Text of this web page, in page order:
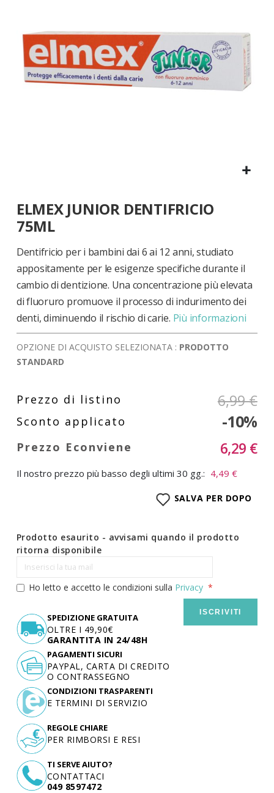
all'inizio
della
galleria
di
immagini
ELMEX JUNIOR DENTIFRICIO
75ML
Dentifricio per i bambini dai 6 ai 12 anni, studiato
appositamente per le esigenze specifiche durante il
cambio di dentizione. Una concentrazione più elevata
di fluoruro promuove il processo di indurimento dei
denti, diminuendo il rischio di carie. Più informazioni
OPZIONE DI ACQUISTO SELEZIONATA : PRODOTTO
STANDARD
6,99 €
-10%
6,29 €
Il nostro prezzo più basso degli ultimi 30 gg.: 4,49 €
SALVA PER DOPO
Prodotto esaurito - avvisami quando il prodotto
ritorna disponibile
Ho letto e accetto le condizioni sulla Privacy
ISCRIVITI
SPEDIZIONE GRATUITA
OLTRE I 49,90€
GARANTITA IN 24/48H
TI SERVE AIUTO?
CONTATTACI
049 8597472
PAGAMENTI SICURI
PAYPAL, CARTA DI CREDITO
O CONTRASSEGNO
CONDIZIONI TRASPARENTI
E TERMINI DI SERVIZIO
REGOLE CHIARE
PER RIMBORSI E RESI